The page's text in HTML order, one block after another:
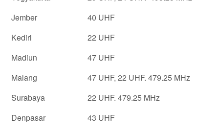
Jember
40 UHF
Kediri
22 UHF
Madiun
47 UHF
Malang
47 UHF, 22 UHF. 479.25 MHz
Surabaya
22 UHF. 479.25 MHz
Denpasar
43 UHF